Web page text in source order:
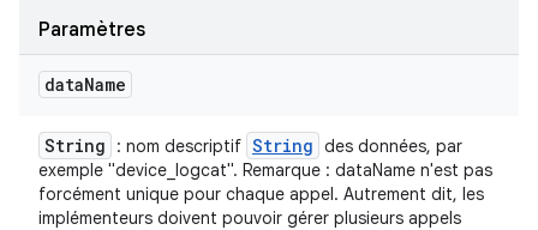
Paramètres
dataName
String : nom descriptif String des données, par
exemple "device_logcat". Remarque : dataName n'est pas
forcément unique pour chaque appel. Autrement dit, les
implémenteurs doivent pouvoir gérer plusieurs appels